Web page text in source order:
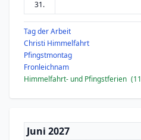
31.
Tag der Arbeit
Christi Himmelfahrt
Pfingstmontag
Fronleichnam
Himmelfahrt- und Pfingstferien (11
Juni 2027